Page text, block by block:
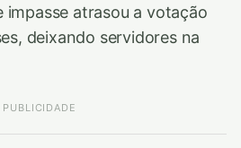
impasse atrasou a votação
deixando servidores na
PUBLICIDADE